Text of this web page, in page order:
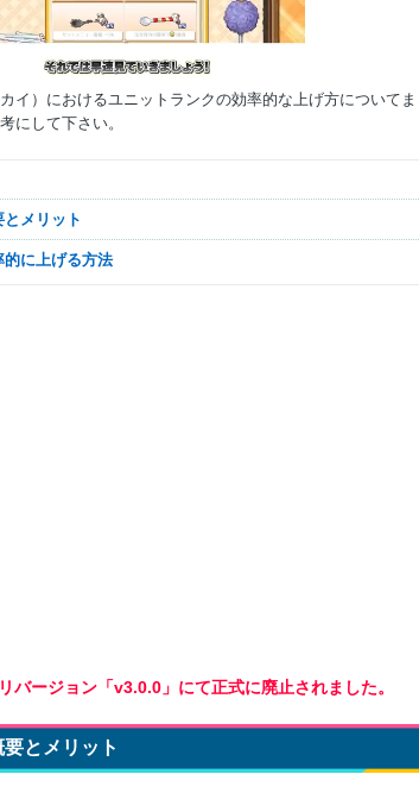
イ）におけるユニットランクの効率的な上げ方についてま
にして下さい。
とメリット
的に上げる方法
バージョン「v3.0.0」にて正式に廃止されました。
とメリット